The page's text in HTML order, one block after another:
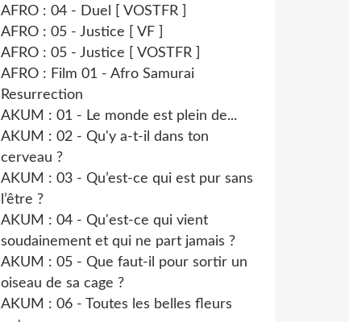
AFRO : 04 - Duel [ VOSTFR ]
AFRO : 05 - Justice [ VF ]
AFRO : 05 - Justice [ VOSTFR ]
AFRO : Film 01 - Afro Samurai
Resurrection
AKUM : 01 - Le monde est plein de...
AKUM : 02 - Qu'y a-t-il dans ton
cerveau ?
AKUM : 03 - Qu’est-ce qui est pur sans
l’être ?
AKUM : 04 - Qu'est-ce qui vient
soudainement et qui ne part jamais ?
AKUM : 05 - Que faut-il pour sortir un
oiseau de sa cage ?
AKUM : 06 - Toutes les belles fleurs